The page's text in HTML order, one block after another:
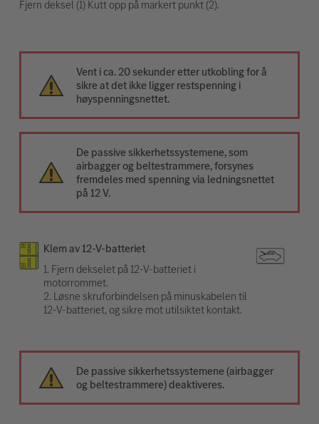
Fjern deksel (1) Kutt opp på markert punkt (2).
Vent i ca. 20 sekunder etter utkobling for å
sikre at det ikke ligger restspenning i
høyspenningsnettet.
De passive sikkerhetssystemene, som
airbagger og beltestrammere, forsynes
fremdeles med spenning via ledningsnettet
på 12 V.
Klem av 12-V-batteriet
1. Fjern dekselet på 12-V-batteriet i
motorrommet.
2. Løsne skruforbindelsen på minuskabelen til
12-V-batteriet, og sikre mot utilsiktet kontakt.
De passive sikkerhetssystemene (airbagger
og beltestrammere) deaktiveres.